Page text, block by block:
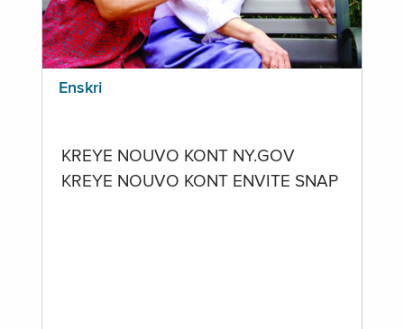
Enskri
KREYE NOUVO KONT NY.GOV
KREYE NOUVO KONT ENVITE SNAP